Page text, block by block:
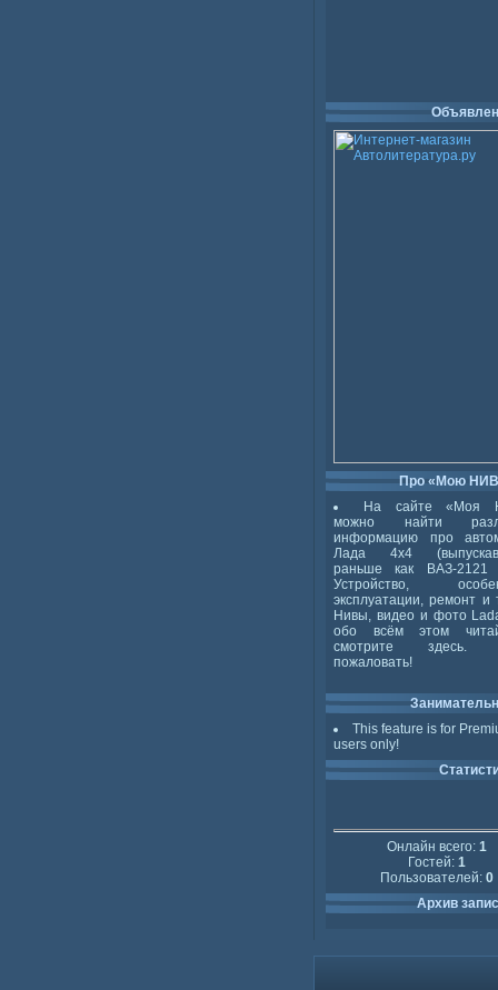
Про «Мою
На сайте «Моя
можно найти
информацию про
Лада 4x4
раньше как ВАЗ-2121
Устройство,
эксплуатации, ремонт и
Нивы, видео и фото
обо всём этом
смотрите здесь.
пожаловать!
This feature is for
users only!
Онлайн всего: 1
Гостей: 1
Пользователей: 0
Архив